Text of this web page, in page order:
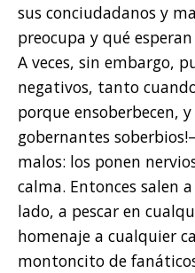
sus conciudadanos y
preocupa y qué
A veces, sin embargo,
negativos, tanto
porque ensoberbecen,
gobernantes
malos: los ponen
calma. Entonces salen
lado, a pescar en
homenaje a cualquier
montoncito de